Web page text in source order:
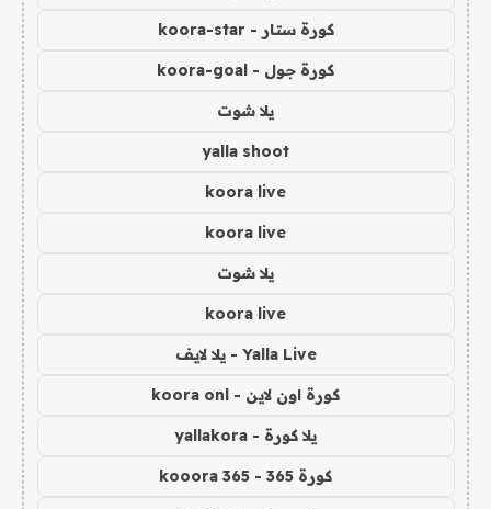
كورة ستار - koora-star
كورة جول - koora-goal
يلا شوت
yalla shoot
koora live
koora live
يلا شوت
koora live
Yalla Live - يلا لايف
كورة اون لاين - koora onl
يلا كورة - yallakora
كورة 365 - kooora 365